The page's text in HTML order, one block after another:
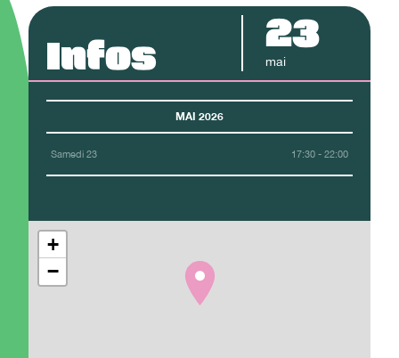
Infos 23
mai
MAI 2026
Samedi 23 17:30 - 22:00
+
−